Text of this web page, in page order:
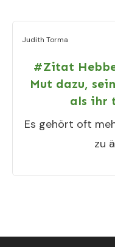
Judith Torma
#Zitat
Mut dazu,
als ihr
Es gehört oft
zu